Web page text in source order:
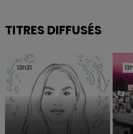
TITRES DIFFUSÉS
13h31
13h31